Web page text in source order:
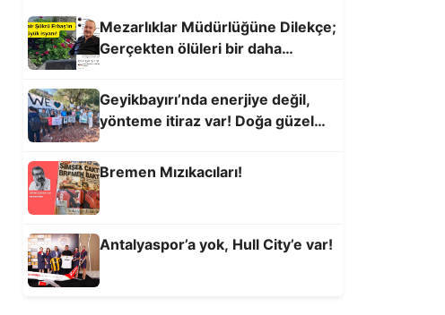
Kentte zamanı durduranların
tembelliği!
Mezarlıklar Müdürlüğüne Dilekçe;
Gerçekten ölüleri bir daha
mısınız
Geyikbayırı’nda enerjiye değil,
yönteme itiraz var! Doğa güzel
Bremen Mızıkacıları!
Antalyaspor’a yok, Hull City’e var!